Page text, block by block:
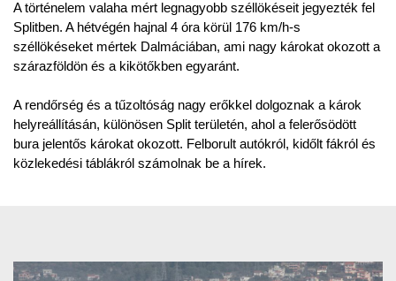
A történelem valaha mért legnagyobb széllökéseit jegyezték fel
Splitben. A hétvégén hajnal 4 óra körül 176 km/h-s
széllökéseket mértek Dalmáciában, ami nagy károkat okozott a
szárazföldön és a kikötőkben egyaránt.
A rendőrség és a tűzoltóság nagy erőkkel dolgoznak a károk
helyreállításán, különösen Split területén, ahol a felerősödött
bura jelentős károkat okozott. Felborult autókról, kidőlt fákról és
közlekedési táblákról számolnak be a hírek.